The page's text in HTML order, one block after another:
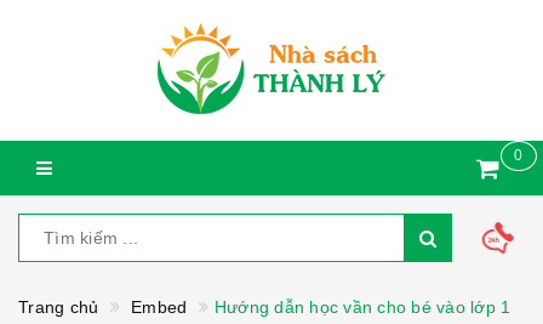
0
Trang chủ Embed Hướng dẫn học vần cho bé vào lớp 1